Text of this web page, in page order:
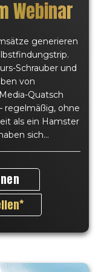
Strategien und
oder dich
Trägheit davon
das du dir
die
erfolgreiches
Für jeden
genug
dich
Lass dich
Jürgen
Scherer und
inspirieren.
Webinar
generieren
Schrauber und
von
Quatsch
regelmäßig, ohne
als ein Hamster
sich...